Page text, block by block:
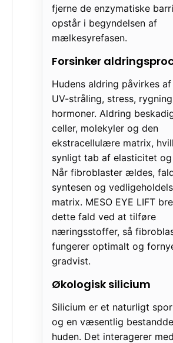
fjerne de enzymatiske
opstår i begyndelsen af
mælkesyrefasen.
Forsinker
Hudens aldring påvirkes
UV-stråling, stress,
hormoner. Aldring
celler, molekyler og den
ekstracellulære matrix,
synligt tab af elasticitet
Når fibroblaster ældes,
syntesen og
matrix. MESO EYE LIFT
dette fald ved at tilføre
næringsstoffer, så
fungerer optimalt og
gradvist.
Økologisk silicium
Silicium er et naturligt
og en væsentlig
huden. Det interagerer med